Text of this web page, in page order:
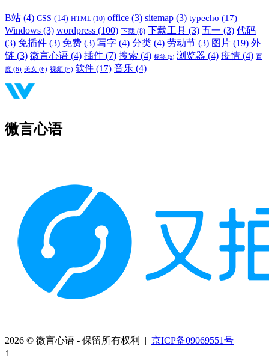
B站 (4) CSS (14) HTML (10) office (3) sitemap (3) typecho (17)
Windows (3) wordpress (100) 下载 (8) 下载工具 (3) 五一 (3) 代码
(3) 免插件 (3) 免费 (3) 写字 (4) 分类 (4) 劳动节 (3) 图片 (19) 外
链 (3) 微言心语 (4) 插件 (7) 搜索 (4) 标签 (5) 浏览器 (4) 疫情 (4) 百
度 (6) 美女 (6) 视频 (6) 软件 (17) 音乐 (4)
微言心语
2026 © 微言心语 - 保留所有权利 | 京ICP备09069551号
↑